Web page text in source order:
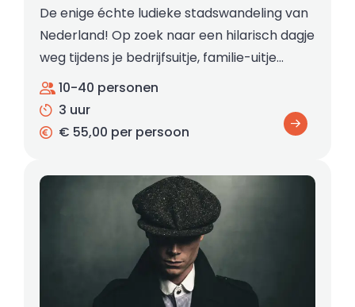
De enige échte ludieke stadswandeling van
Nederland! Op zoek naar een hilarisch dagje
weg tijdens je bedrijfsuitje, familie-uitje…
10-40 personen
3 uur
€ 55,00 per persoon